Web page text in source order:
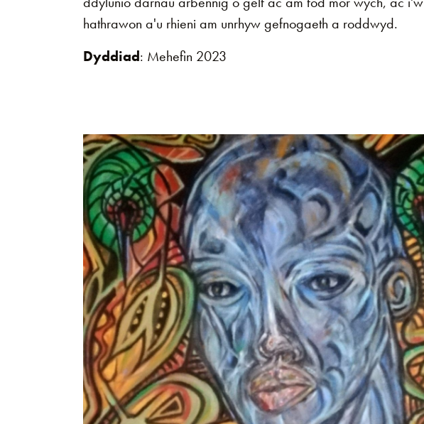
hathrawon a'u rhieni am unrhyw gefnogaeth a roddwyd.
Dyddiad: Mehefin 2023